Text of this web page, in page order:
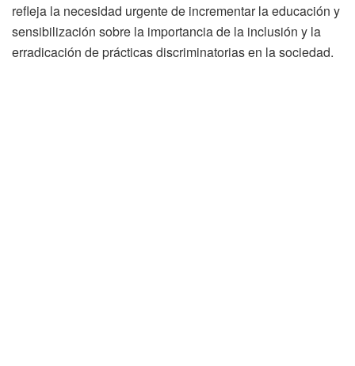
refleja la necesidad urgente de incrementar la educación y
sensibilización sobre la importancia de la inclusión y la
erradicación de prácticas discriminatorias en la sociedad.